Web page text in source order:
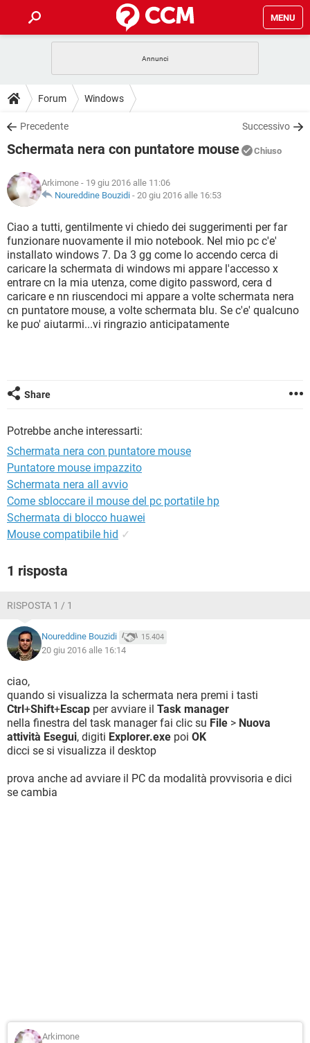
MENU
INTRATTENIMENTO
iOS
INSTAGRAM WHATSAPP
TIKTOK
HARDWARE
GUIDE
COVID-19
INSTAGRAM WHATSAPP
TIKTOK
HARDWARE
DOWNLOAD
COVID-19 GAMING
INTRATTENIMENTO
iOS WINDOWS 10
INSTAGRAM WHATSAPP
TIKTOK FACEBOOK
HARDWARE
COVID-19 GAMING
INTRATTENIMENTO
iOS WINDOWS 10
INSTAGRAM WHATSAPP
TIKTOK FACEBOOK
HARDWARE
GLOSSARIO
COVID-19 GAMING
INTRATTENIMENTO ANDROID
iOS WINDOWS 10
INSTAGRAM WHATSAPP
TIKTOK FACEBOOK
Forum Windows
Precedente Successivo
Schermata nera con puntatore mouse Chiuso
Arkimone - 19 giu 2016 alle 11:06
Noureddine Bouzidi - 20 giu 2016 alle 16:53
Ciao a tutti, gentilmente vi chiedo dei suggerimenti per far
funzionare nuovamente il mio notebook. Nel mio pc c'e'
installato windows 7. Da 3 gg come lo accendo cerca di
caricare la schermata di windows mi appare l'accesso x
entrare cn la mia utenza, come digito password, cera d
caricare e nn riuscendoci mi appare a volte schermata nera
cn puntatore mouse, a volte schermata blu. Se c'e' qualcuno
ke puo' aiutarmi...vi ringrazio anticipatamente
Share
Potrebbe anche interessarti:
Schermata nera con puntatore mouse
Puntatore mouse impazzito
Schermata nera all avvio
Come sbloccare il mouse del pc portatile hp
Schermata di blocco huawei
Mouse compatibile hid ✓
1 risposta
RISPOSTA 1 / 1
Noureddine Bouzidi 15.404
20 giu 2016 alle 16:14
ciao,
quando si visualizza la schermata nera premi i tasti
Ctrl+Shift+Escap per avviare il Task manager
nella finestra del task manager fai clic su File > Nuova
attività Esegui, digiti Explorer.exe poi OK
dicci se si visualizza il desktop
prova anche ad avviare il PC da modalità provvisoria e dici
se cambia
Arkimone